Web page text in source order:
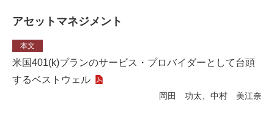
アセットマネジメント
本文
米国401(k)プランのサービス・プロバイダーとして台頭
するベストウェル
岡田 功太、中村 美江奈